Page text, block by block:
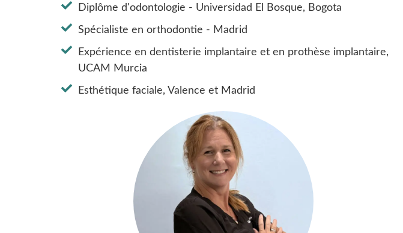
Diplôme d'odontologie - Universidad El Bosque, Bogota
Spécialiste en orthodontie - Madrid
Expérience en dentisterie implantaire et en prothèse implantaire,
UCAM Murcia
Esthétique faciale, Valence et Madrid